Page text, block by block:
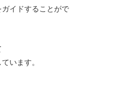
イドすることがで
います。